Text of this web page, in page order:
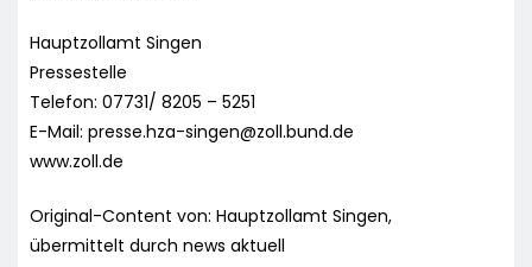
Hauptzollamt Singen
Pressestelle
Telefon: 07731/ 8205 – 5251
E-Mail: presse.hza-singen@zoll.bund.de
www.zoll.de
Original-Content von: Hauptzollamt Singen,
übermittelt durch news aktuell